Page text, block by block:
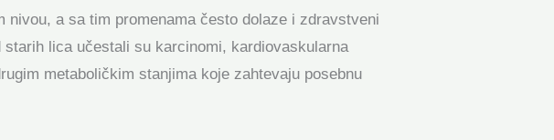
a sa tim promenama često dolaze i zdravstveni
lica učestali su karcinomi, kardiovaskularna
metaboličkim stanjima koje zahtevaju posebnu